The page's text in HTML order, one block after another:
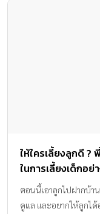
ให้ใครเลี้ยงลูกดี ?
ในการเลี้ยงเด็กอย่
ตอนนี้เอาลูกไปฝากบ้า
ดูแล และอยากให้ลูกไ